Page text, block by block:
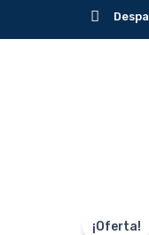
¡Oferta!